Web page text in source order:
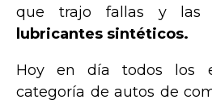
que trajo fallas y las
lubricantes sintéticos.
Hoy en día todos los
categoría de autos de